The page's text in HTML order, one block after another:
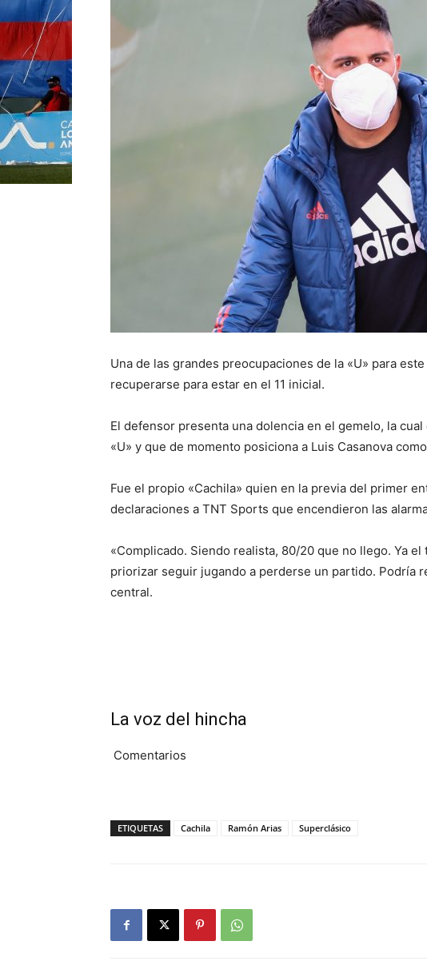
Una de las grandes preocupaciones de la «U» para
recuperarse para estar en el 11 inicial.
El defensor presenta una dolencia en el gemelo, la
«U» y que de momento posiciona a Luis Casanova
Fue el propio «Cachila» quien en la previa del primer
declaraciones a TNT Sports que encendieron las
«Complicado. Siendo realista, 80/20 que no llego. Ya
priorizar seguir jugando a perderse un partido. Podría
central.
La voz del hincha
Comentarios
ETIQUETAS Cachila Ramón Arias Superclásico